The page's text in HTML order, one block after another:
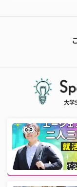
大学